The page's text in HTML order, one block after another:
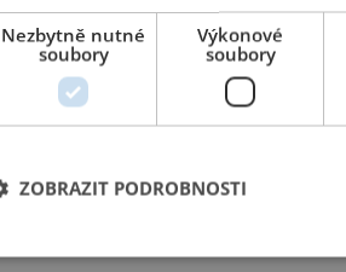
Nezbytně nutné
soubory
Výkonové
soubory
ZOBRAZIT PODROBNOSTI